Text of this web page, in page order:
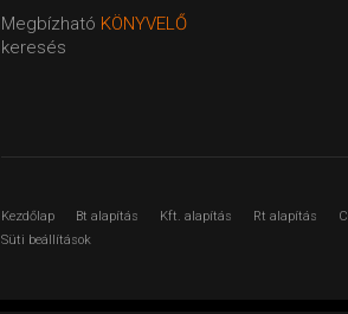
Megbízható KÖNYVELŐ
keresés
Kezdőlap Bt alapítás Kft. alapítás Rt alapítás
Süti beállítások